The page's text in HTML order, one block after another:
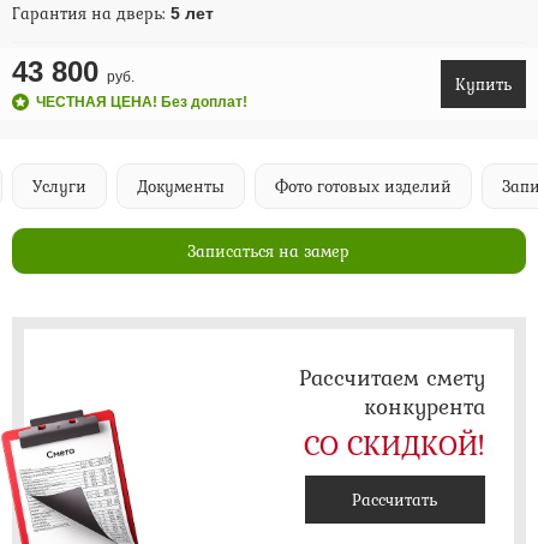
Гарантия на дверь: 5 лет
43 800 руб.
ЧЕСТНАЯ ЦЕНА! Без доплат!
Купить
Услуги Документы Фото готовых изделий
Записаться на замер
Рассчитаем смету
конкурента
СО СКИДКОЙ!
Рассчитать